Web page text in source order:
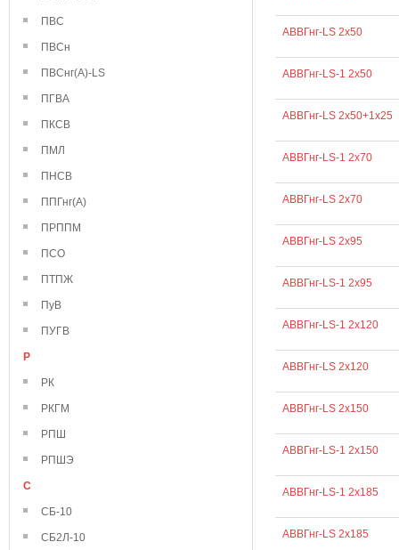
ПВС
ПВСн
ПВСнг(А)-LS
ПГВА
ПКСВ
ПМЛ
ПНСВ
ППГнг(А)
ПРППМ
ПСО
ПТПЖ
ПуВ
ПУГВ
Р
РК
РКГМ
РПШ
РПШЭ
С
СБ-10
СБ2Л-10
АВВГнг-LS 2х50
АВВГнг-LS-1 2х50
АВВГнг-LS 2х50+1х25
АВВГнг-LS-1 2х70
АВВГнг-LS 2х70
АВВГнг-LS 2х95
АВВГнг-LS-1 2х95
АВВГнг-LS-1 2х120
АВВГнг-LS 2х120
АВВГнг-LS 2х150
АВВГнг-LS-1 2х150
АВВГнг-LS-1 2х185
АВВГнг-LS 2х185